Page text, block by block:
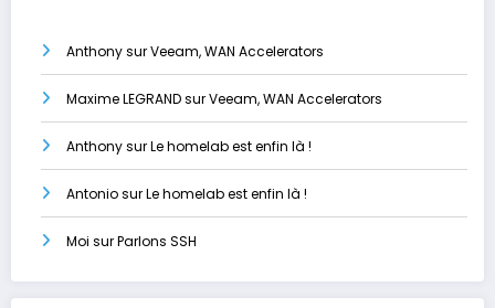
AnthonysurVeeam, WAN Accelerators
Maxime LEGRANDsurVeeam, WAN Accelerators
AnthonysurLe homelab est enfin là !
AntoniosurLe homelab est enfin là !
Moi surParlons SSH